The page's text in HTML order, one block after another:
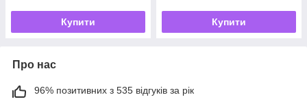
Купити Купити
Про нас
96% позитивних з 535 відгуків за рік